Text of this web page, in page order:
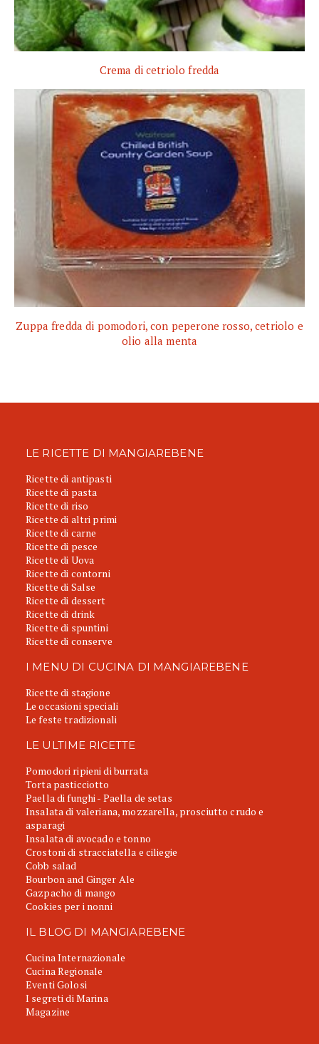
Crema di cetriolo fredda
Zuppa fredda di pomodori, con peperone rosso, cetriolo e
olio alla menta
LE RICETTE DI MANGIAREBENE
Ricette di antipasti
Ricette di pasta
Ricette di riso
Ricette di altri primi
Ricette di carne
Ricette di pesce
Ricette di Uova
Ricette di contorni
Ricette di Salse
Ricette di dessert
Ricette di drink
Ricette di spuntini
Ricette di conserve
I MENU DI CUCINA DI MANGIAREBENE
Ricette di stagione
Le occasioni speciali
Le feste tradizionali
LE ULTIME RICETTE
Pomodori ripieni di burrata
Torta pasticciotto
Paella di funghi - Paella de setas
Insalata di valeriana, mozzarella, prosciutto crudo e
asparagi
Insalata di avocado e tonno
Crostoni di stracciatella e ciliegie
Cobb salad
Bourbon and Ginger Ale
Gazpacho di mango
Cookies per i nonni
IL BLOG DI MANGIAREBENE
Cucina Internazionale
Cucina Regionale
Eventi Golosi
I segreti di Marina
Magazine